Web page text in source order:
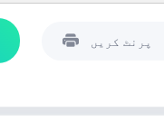
پرنٹ کریں